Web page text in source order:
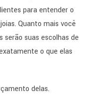
para entender o
Quanto mais você
serão suas escolhas de
o que elas
delas.